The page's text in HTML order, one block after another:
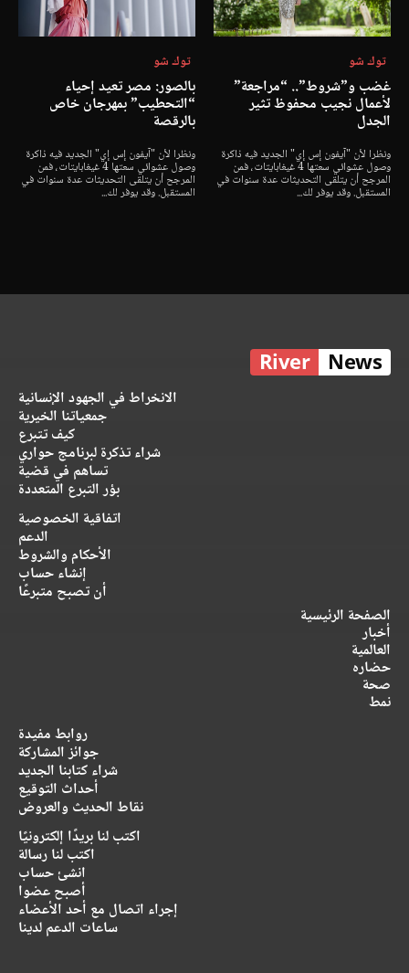
توك شو
غضب و”شروط”.. “مراجعة”
لأعمال نجيب محفوظ تثير
الجدل
ونظرا لأن "آيفون إس إي" الجديد فيه ذاكرة
وصول عشوائي سعتها 4 غيغابايتات، فمن
المرجح أن يتلقى التحديثات عدة سنوات في
المستقبل. وقد يوفر لك...
توك شو
بالصور: مصر تعيد إحياء
“التحطيب” بمهرجان خاص
بالرقصة
ونظرا لأن "آيفون إس إي" الجديد فيه ذاكرة
وصول عشوائي سعتها 4 غيغابايتات، فمن
المرجح أن يتلقى التحديثات عدة سنوات في
المستقبل. وقد يوفر لك...
الصفحة الرئيسية
أخبار
العالمية
حضاره
صحة
نمط
روابط مفيدة
جوائز المشاركة
شراء كتابنا الجديد
أحداث التوقيع
نقاط الحديث والعروض
اكتب لنا بريدًا إلكترونيًا
اكتب لنا رسالة
انشئ حساب
أصبح عضوا
إجراء اتصال مع أحد الأعضاء
ساعات الدعم لدينا
اتفاقية الخصوصية
الدعم
الأحكام والشروط
إنشاء حساب
أن تصبح متبرعًا
الانخراط في الجهود الإنسانية
جمعياتنا الخيرية
كيف تتبرع
شراء تذكرة لبرنامج حواري
تساهم في قضية
بؤر التبرع المتعددة
News
River